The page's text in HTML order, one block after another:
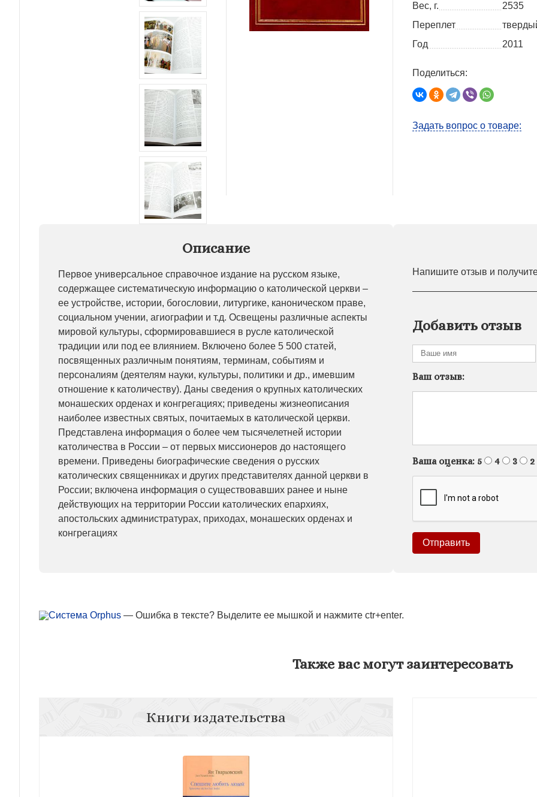
Вес, г.
2535
Переплет
Год
2011
Поделиться:
Задать вопрос о товаре:
Описание
Первое универсальное справочное издание на русском языке,
содержащее систематическую информацию о католической церкви –
ее устройстве, истории, богословии, литургике, каноническом праве,
социальном учении, агиографии и т.д. Освещены различные аспекты
мировой культуры, сформировавшиеся в русле католической
традиции или под ее влиянием. Включено более 5 500 статей,
посвященных различным понятиям, терминам, событиям и
персоналиям (деятелям науки, культуры, политики и др., имевшим
отношение к католичеству). Даны сведения о крупных католических
монашеских орденах и конгрегациях; приведены жизнеописания
наиболее известных святых, почитаемых в католической церкви.
Представлена информация о более чем тысячелетней истории
католичества в России – от первых миссионеров до настоящего
времени. Приведены биографические сведения о русских
католических священниках и других представителях данной церкви в
России; включена информация о существовавших ранее и ныне
действующих на территории России католических епархиях,
апостольских администратурах, приходах, монашеских орденах и
конгрегациях
Напишите отзыв и
Добавить отзыв
Ваш отзыв:
Ваша оценка: 5 4 3 2
— Ошибка в тексте? Выделите ее мышкой и нажмите ctr+enter.
Также вас могут заинтересовать
Книги издательства